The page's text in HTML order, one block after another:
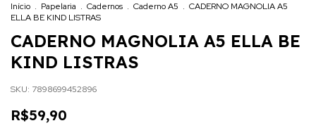
Início . Papelaria . Cadernos . Caderno A5 . CADERNO MAGNOLIA A5
ELLA BE KIND LISTRAS
CADERNO MAGNOLIA A5 ELLA BE
KIND LISTRAS
SKU: 7898699452896
R$59,90